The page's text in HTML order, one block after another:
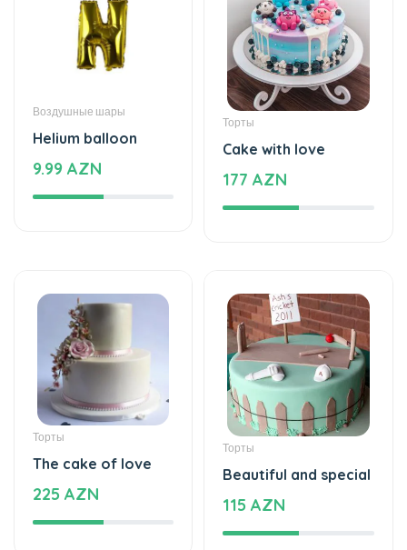
Воздушные шары
Helium balloon
9.99 AZN
Торты
Cake with love
177 AZN
Торты
The cake of love
225 AZN
Торты
Beautiful and special
115 AZN